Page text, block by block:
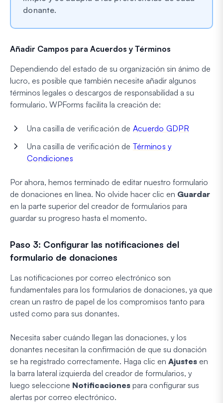
donante.
Añadir Campos para Acuerdos y Términos
Dependiendo del estado de su organización sin ánimo de
lucro, es posible que también necesite añadir algunos
términos legales o descargos de responsabilidad a su
formulario. WPForms facilita la creación de:
Una casilla de verificación de Acuerdo GDPR
Una casilla de verificación de Términos y
Condiciones
Por ahora, hemos terminado de editar nuestro formulario
de donaciones en línea. No olvide hacer clic en Guardar
en la parte superior del creador de formularios para
guardar su progreso hasta el momento.
Paso 3: Configurar las notificaciones del
formulario de donaciones
Las notificaciones por correo electrónico son
fundamentales para los formularios de donaciones, ya que
crean un rastro de papel de los compromisos tanto para
usted como para sus donantes.
Necesita saber cuándo llegan las donaciones, y los
donantes necesitan la confirmación de que su donación
se ha registrado correctamente. Haga clic en Ajustes en
la barra lateral izquierda del creador de formularios, y
luego seleccione Notificaciones para configurar sus
alertas por correo electrónico.